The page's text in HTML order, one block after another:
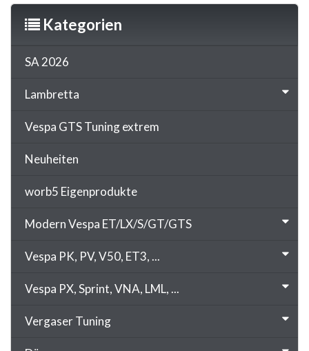
Kategorien
SA 2026
Lambretta
Vespa GTS Tuning extrem
Neuheiten
worb5 Eigenprodukte
Modern Vespa ET/LX/S/GT/GTS
Vespa PK, PV, V50, ET3, ...
Vespa PX, Sprint, VNA, LML, ...
Vergaser Tuning